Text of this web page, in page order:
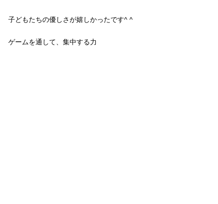
子どもたちの優しさが嬉しかったです^ ^
ゲームを通して、集中する力